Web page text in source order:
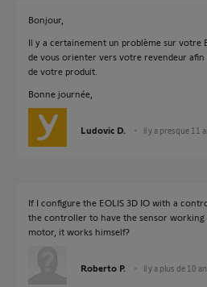
Bonjour,
Il y a certainement un problème sur votre
de vous orienter vers votre revendeur
de votre produit.
Bonne journée,
Ludovic D. il y a presque 11
If I configure the EOLIS 3D IO with a
the controller to have the sensor
motor, it works himself?
Roberto P. il y a plus de 10